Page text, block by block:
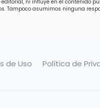
ni influye en el contenido
Tampoco asumimos ninguna
de Uso Política de